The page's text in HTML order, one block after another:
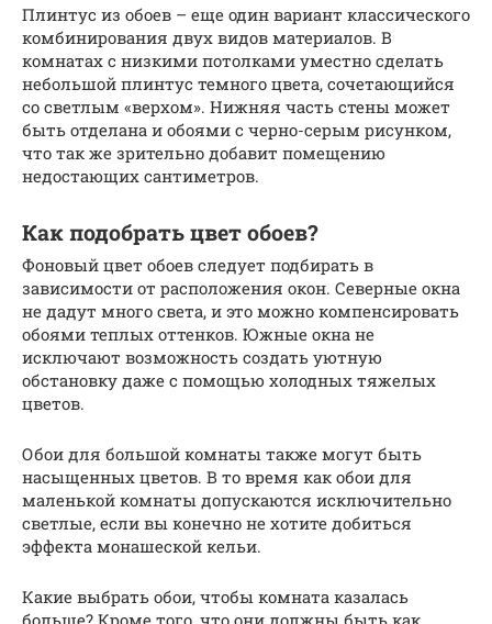
Плинтус из обоев – еще один вариант классического
комбинирования двух видов материалов. В
комнатах с низкими потолками уместно сделать
небольшой плинтус темного цвета, сочетающийся
со светлым «верхом». Нижняя часть стены может
быть отделана и обоями с черно-серым рисунком,
что так же зрительно добавит помещению
недостающих сантиметров.
Как подобрать цвет обоев?
Фоновый цвет обоев следует подбирать в
зависимости от расположения окон. Северные окна
не дадут много света, и это можно компенсировать
обоями теплых оттенков. Южные окна не
исключают возможность создать уютную
обстановку даже с помощью холодных тяжелых
цветов.
Обои для большой комнаты также могут быть
насыщенных цветов. В то время как обои для
маленькой комнаты допускаются исключительно
светлые, если вы конечно не хотите добиться
эффекта монашеской кельи.
Какие выбрать обои, чтобы комната казалась